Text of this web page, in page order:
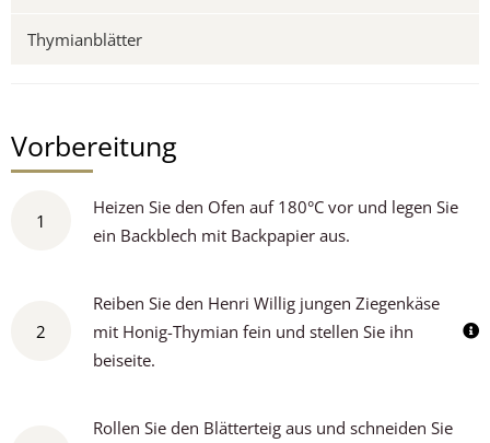
Thymianblätter
Vorbereitung
1
Heizen Sie den Ofen auf 180°C vor und legen Sie
ein Backblech mit Backpapier aus.
2
Reiben Sie den Henri Willig jungen Ziegenkäse
mit Honig-Thymian fein und stellen Sie ihn
beiseite.
Rollen Sie den Blätterteig aus und schneiden Sie